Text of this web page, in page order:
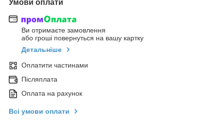
Умови оплати
Ви отримаєте замовлення
або гроші повернуться на вашу картку
Детальніше
Оплатити частинами
Післяплата
Оплата на рахунок
Всі умови оплати